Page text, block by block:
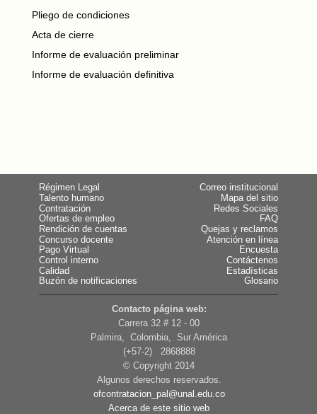
Pliego de condiciones
Acta de cierre
Informe de evaluación preliminar
Informe de evaluación definitiva
Régimen Legal
Talento humano
Contratación
Ofertas de empleo
Rendición de cuentas
Concurso docente
Pago Virtual
Control interno
Calidad
Buzón de notificaciones
Correo institucional
Mapa del sitio
Redes Sociales
FAQ
Quejas y reclamos
Atención en línea
Encuesta
Contáctenos
Estadísticas
Glosario
Contacto página web:
Carrera 32 # 12 - 00
Palmira, Colombia, Sur América
(+57-2) 2868888
© Copyright 2014
Algunos derechos reservados.
ofcontratacion_pal@unal.edu.co
Acerca de este sitio web